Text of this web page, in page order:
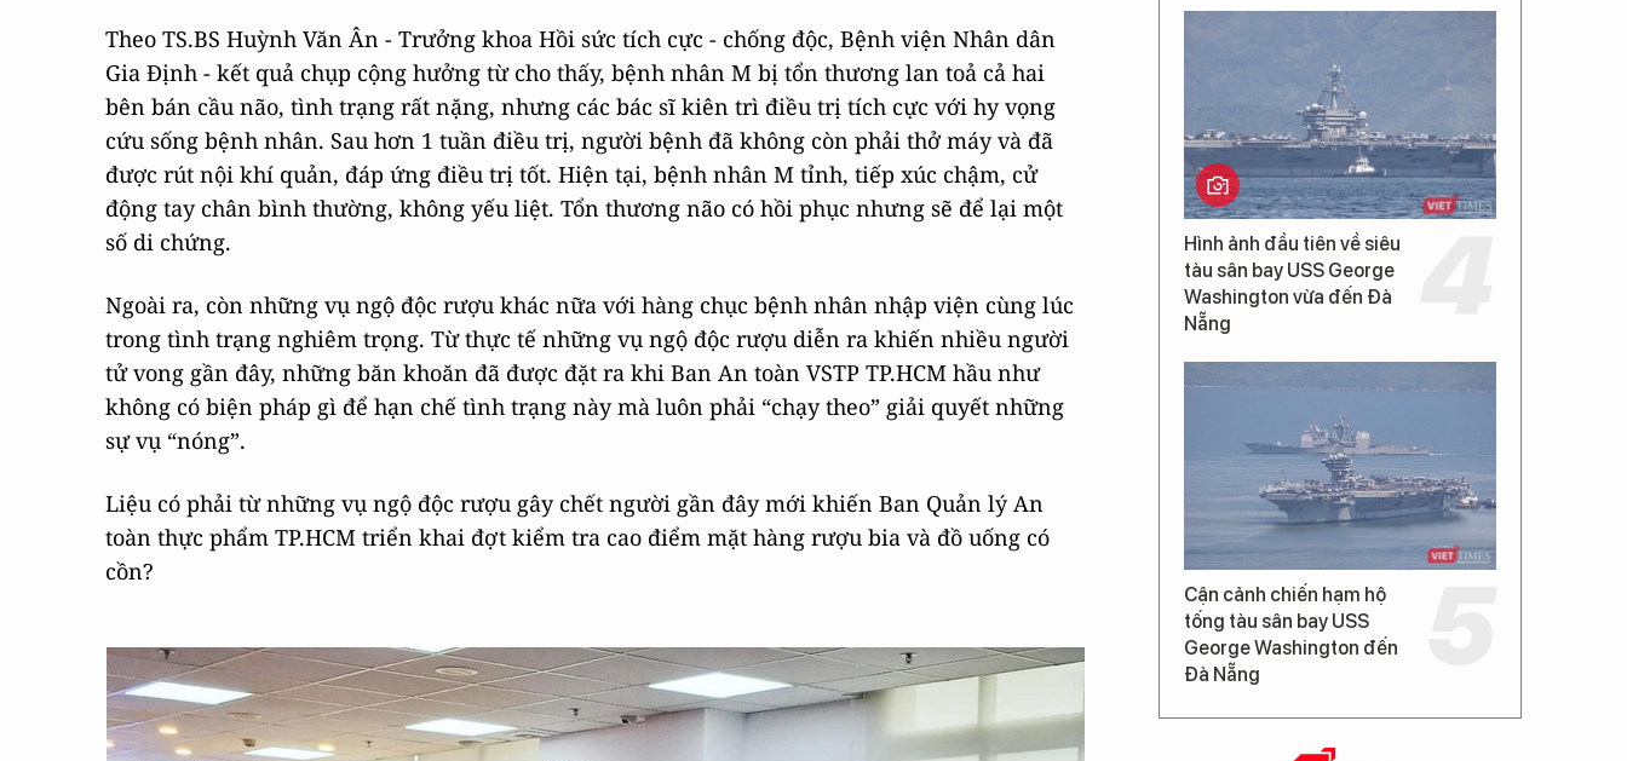
Theo TS.BS Huỳnh Văn Ân - Trưởng khoa Hồi sức tích cực - chống độc, Bệnh viện Nhân dân
Gia Định - kết quả chụp cộng hưởng từ cho thấy, bệnh nhân M bị tổn thương lan toả cả hai
bên bán cầu não, tình trạng rất nặng, nhưng các bác sĩ kiên trì điều trị tích cực với hy vọng
cứu sống bệnh nhân. Sau hơn 1 tuần điều trị, người bệnh đã không còn phải thở máy và đã
được rút nội khí quản, đáp ứng điều trị tốt. Hiện tại, bệnh nhân M tỉnh, tiếp xúc chậm, cử
động tay chân bình thường, không yếu liệt. Tổn thương não có hồi phục nhưng sẽ để lại một
số di chứng.
Ngoài ra, còn những vụ ngộ độc rượu khác nữa với hàng chục bệnh nhân nhập viện cùng lúc
trong tình trạng nghiêm trọng. Từ thực tế những vụ ngộ độc rượu diễn ra khiến nhiều người
tử vong gần đây, những băn khoăn đã được đặt ra khi Ban An toàn VSTP TP.HCM hầu như
không có biện pháp gì để hạn chế tình trạng này mà luôn phải “chạy theo” giải quyết những
sự vụ “nóng”.
Liệu có phải từ những vụ ngộ độc rượu gây chết người gần đây mới khiến Ban Quản lý An
toàn thực phẩm TP.HCM triển khai đợt kiểm tra cao điểm mặt hàng rượu bia và đồ uống có
cồn?
Hình ảnh đầu tiên về siêu
tàu sân bay USS George
Washington vừa đến Đà
Nẵng
Cận cảnh chiến hạm hộ
tống tàu sân bay USS
George Washington đến
Đà Nẵng